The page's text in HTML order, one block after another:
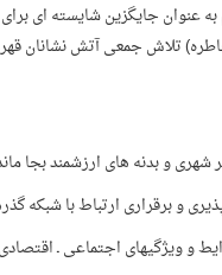
جایگزین شایسته­ ای
شهری و بدنه­ های ارزشمند بجا
و برقراری ارتباط با شبکه
و ویژگیهای اجتماعی ـ